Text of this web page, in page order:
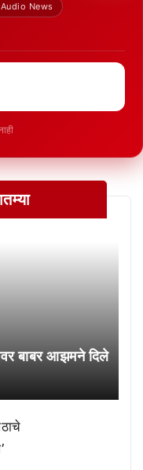
News
बाबर आझमने दिले